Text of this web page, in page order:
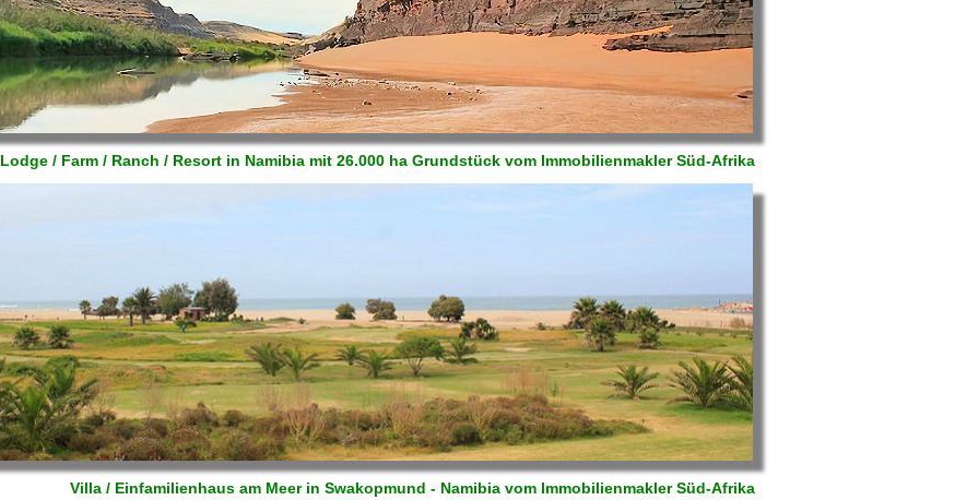
Lodge / Farm / Ranch / Resort in Namibia mit 26.000 ha Grundstück vom Immobilienmakler Süd-Afrika
Villa / Einfamilienhaus am Meer in Swakopmund - Namibia vom Immobilienmakler Süd-Afrika